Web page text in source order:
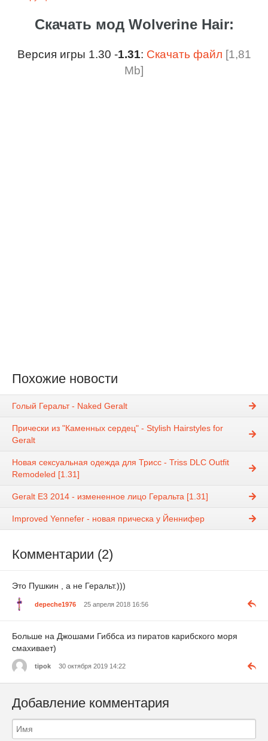
Скачать мод Wolverine Hair:
Версия игры 1.30 -1.31: Скачать файл [1,81
Mb]
Похожие новости
Голый Геральт - Naked Geralt
Прически из "Каменных сердец" - Stylish Hairstyles for
Geralt
Новая сексуальная одежда для Трисс - Triss DLC Outfit
Remodeled [1.31]
Geralt E3 2014 - измененное лицо Геральта [1.31]
Improved Yennefer - новая прическа у Йеннифер
Комментарии (2)
Это Пушкин , а не Геральт.)))
depeche1976 25 апреля 2018 16:56
Больше на Джошами Гиббса из пиратов карибского моря
смахивает)
tipok 30 октября 2019 14:22
Добавление комментария